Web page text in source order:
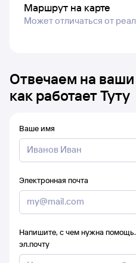
Маршрут на карте
Может отличаться от
Отвечаем на
как работает Туту
Ваше имя
Электронная почта
Напишите, с чем нужна
эл.почту